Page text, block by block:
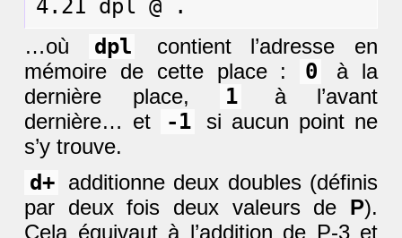
…où dpl
contient l’adresse en
mémoire de cette place :
0
à la
dernière place,
1
à l’avant
dernière… et
-1
si aucun point ne
s’y trouve.
d+ additionne deux doubles (définis
par deux fois deux valeurs de P).
Cela équivaut à l’addition de P-3 et